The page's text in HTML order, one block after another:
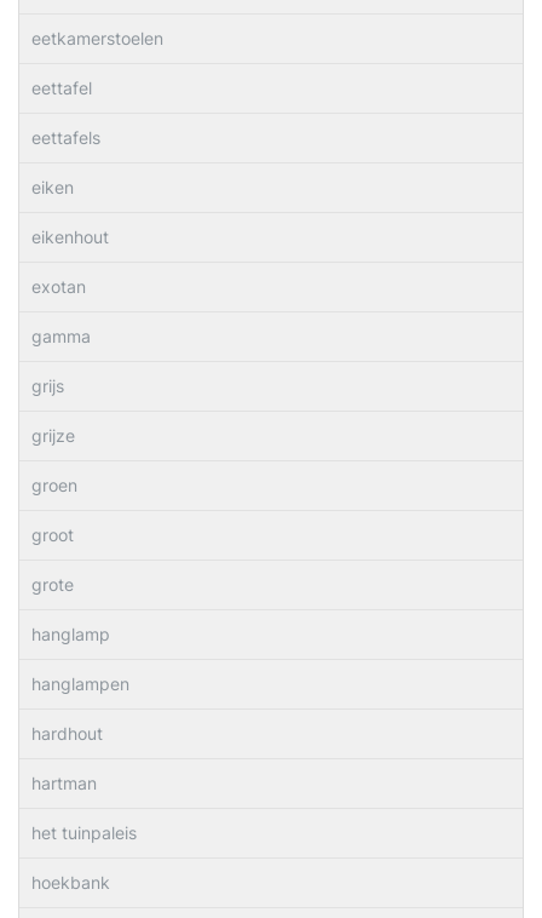
eetkamerstoelen
eettafel
eettafels
eiken
eikenhout
exotan
gamma
grijs
grijze
groen
groot
grote
hanglamp
hanglampen
hardhout
hartman
het tuinpaleis
hoekbank